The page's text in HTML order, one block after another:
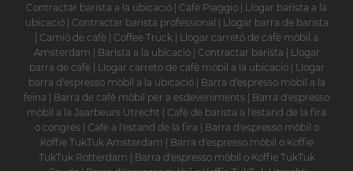
Contractar barista a la ubicació Cafè Piaggio
Llogar barista a la
ubicació| Contractar barista professional
Llogar barra de barista
Camió de cafè Coffee Truck
Llogar carretó de cafè mòbil a
Amsterdam
Barista a la ubicació| Contractar barista
Llogar
barra de cafè| Llogar carretó de cafè mòbil a la ubicació| Llogar
barra d'espresso mòbil a la ubicació| Barra d'espresso mòbil a la
feina
Barra de cafè mòbil per a esdeveniments
Barra d'espresso
mòbil a la Jaarbeurs Utrecht
Cafè de barista a l'estand de la fira
o congrés
Cafè a l'estand de la fira
Barra d'espresso mòbil o
Koffie TukTuk Amsterdam
Barra d'espresso mòbil o Koffie
TukTuk Rotterdam
Barra d'espresso mòbil o Koffie TukTuk